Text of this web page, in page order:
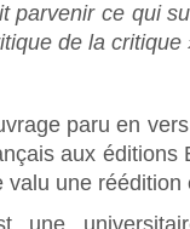
parvenir ce qui
de la critique
paru en
aux
valu une réédition
une